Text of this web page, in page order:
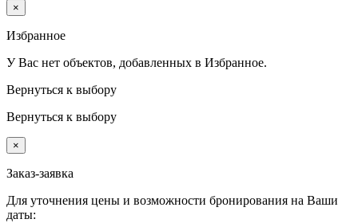
×
Избранное
У Вас нет объектов, добавленных в Избранное.
Вернуться к выбору
Вернуться к выбору
×
Заказ-заявка
Для уточнения цены и возможности бронирования на Ваши
даты: